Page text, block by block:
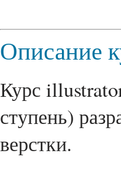
Описание
Курс
ступень)
верстки.